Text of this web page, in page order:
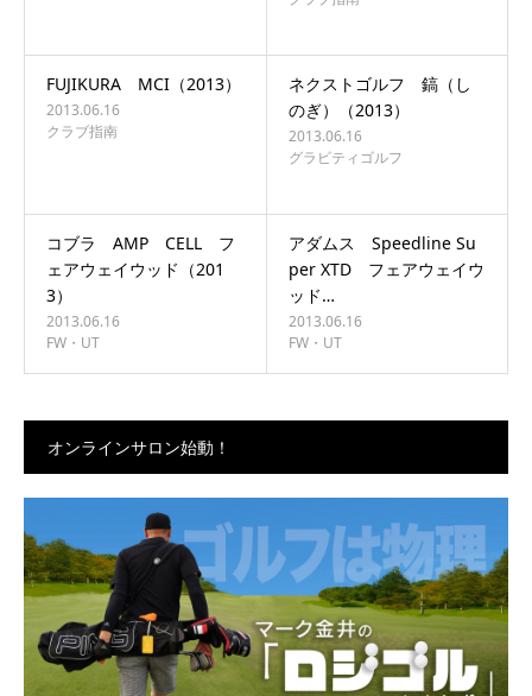
FUJIKURA MCI（2013）
2013.06.16
クラブ指南
ネクストゴルフ 鎬（し
のぎ）（2013）
2013.06.16
グラビティゴルフ
コブラ AMP CELL フ
ェアウェイウッド（201
3）
2013.06.16
FW・UT
アダムス Speedline Su
per XTD フェアウェイウ
ッド…
2013.06.16
FW・UT
オンラインサロン始動！